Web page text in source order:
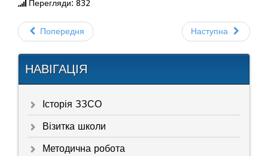
Перегляди: 832
Попередня Наступна
НАВІГАЦІЯ
Історія ЗЗСО
Візитка школи
Методична робота